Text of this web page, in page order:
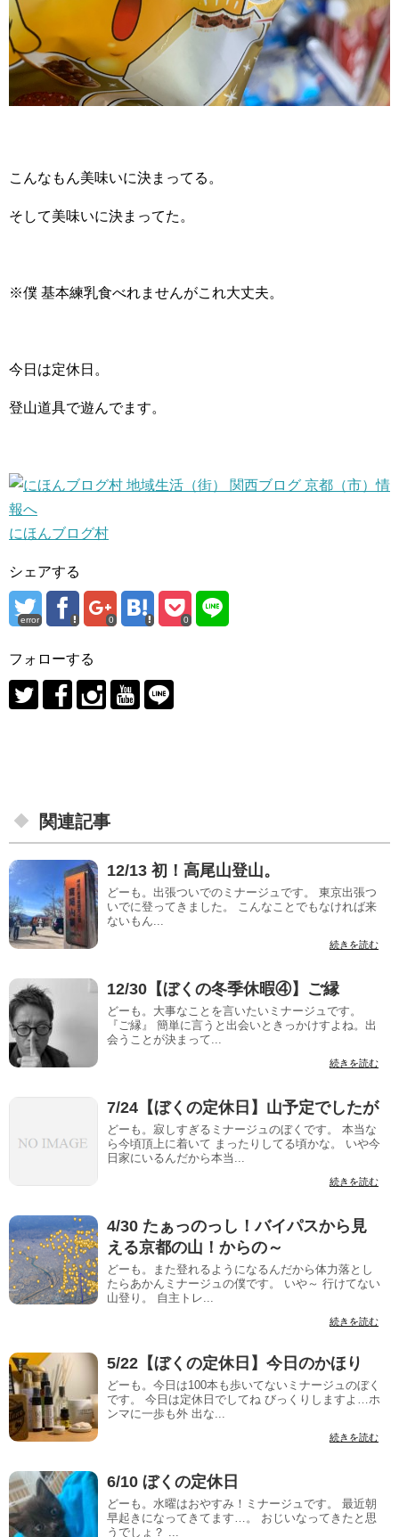
こんなもん美味いに決まってる。
そして美味いに決まってた。
※僕 基本練乳食べれませんがこれ大丈夫。
今日は定休日。
登山道具で遊んでます。
にほんブログ村
シェアする
error 0 0
フォローする
関連記事
12/13 初！高尾山登山。
どーも。出張ついでのミナージュです。 東京出張つ
いでに登ってきました。 こんなことでもなければ来
ないもん...
続きを読む
12/30【ぼくの冬季休暇④】ご縁
どーも。大事なことを言いたいミナージュです。
『ご縁』 簡単に言うと出会いときっかけすよね。出
会うことが決まって...
続きを読む
7/24【ぼくの定休日】山予定でしたが
どーも。寂しすぎるミナージュのぼくです。 本当な
ら今頃頂上に着いて まったりしてる頃かな。 いや今
日家にいるんだから本当...
続きを読む
4/30 たぁっのっし！バイパスから見
える京都の山！からの～
どーも。また登れるようになるんだから体力落とし
たらあかんミナージュの僕です。 いや～ 行けてない
山登り。 自主トレ...
続きを読む
5/22【ぼくの定休日】今日のかほり
どーも。今日は100本も歩いてないミナージュのぼく
です。 今日は定休日でしてね びっくりしますよ…ホ
ンマに一歩も外 出な...
続きを読む
6/10 ぼくの定休日
どーも。水曜はおやすみ！ミナージュです。 最近朝
早起きになってきてます…。 おじいなってきたと思
うでしょ？ ...